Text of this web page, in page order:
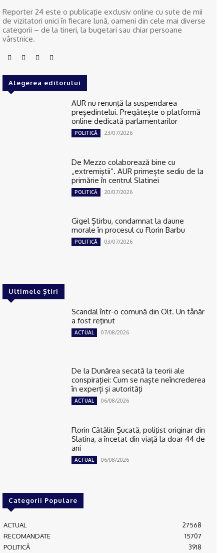
Reporter 24 este o publicaţie exclusiv online cu sute de mii
de vizitatori unici în fiecare lună, oameni din cele mai diverse
categorii – de la tineri, la bugetari sau chiar persoane
vârstnice.
Alegerea editorului
AUR nu renunţă la suspendarea
președintelui. Pregătește o platformă
online dedicată parlamentarilor
POLITICĂ 23/07/2026
De Mezzo colaborează bine cu
„extremiştii“. AUR primește sediu de la
primărie în centrul Slatinei
POLITICĂ 20/07/2026
Gigel Știrbu, condamnat la daune
morale în procesul cu Florin Barbu
POLITICĂ 03/07/2026
Ultimele Știri
Scandal într-o comună din Olt. Un tânăr
a fost reţinut
ACTUAL 07/08/2026
De la Dunărea secată la teorii ale
conspirației: Cum se naște neîncrederea
în experți și autorități
ACTUAL 06/08/2026
Florin Cătălin Șucată, poliţist originar din
Slatina, a încetat din viață la doar 44 de
ani
ACTUAL 06/08/2026
Categorii Populare
ACTUAL
27568
RECOMANDATE
15707
POLITICĂ
3918